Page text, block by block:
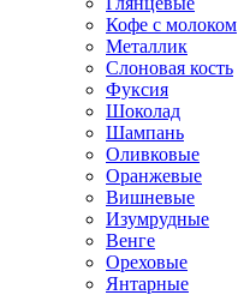
Кофе с молоком
Металлик
Слоновая кость
Фуксия
Шоколад
Шампань
Оливковые
Оранжевые
Вишневые
Изумрудные
Венге
Ореховые
Янтарные